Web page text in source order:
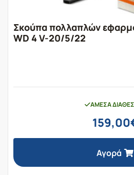
Σκούπα πολλαπλών
WD 4 V-20/5/22
ΆΜΕΣΑ
159,00
Αγορά